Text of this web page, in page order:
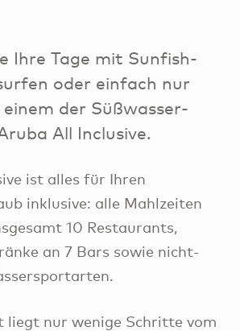
Ihre Tage mit Sunfish-
oder einfach nur
der Süßwasser-
All Inclusive.
ist alles für Ihren
inklusive: alle Mahlzeiten
10 Restaurants,
an 7 Bars sowie nicht-
liegt nur wenige Schritte vom